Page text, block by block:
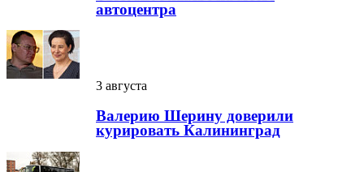
автоцентра
3 августа
Валерию Шерину доверили
курировать Калининград